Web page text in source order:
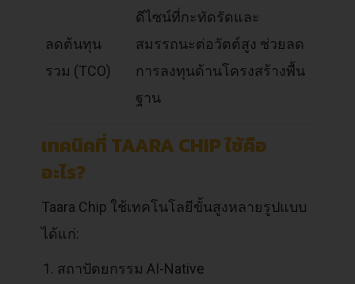
ลดต้นทุน
รวม (TCO)
ดีไซน์ที่กะทัดรัดและ
สมรรถนะต่อวัตต์สูง ช่วยลด
การลงทุนด้านโครงสร้างพื้น
ฐาน
เทคนิคที่ TAARA CHIP ใช้คือ
อะไร?
Taara Chip ใช้เทคโนโลยีขั้นสูงหลายรูปแบบ
ได้แก่:
สถาปัตยกรรม AI-Native